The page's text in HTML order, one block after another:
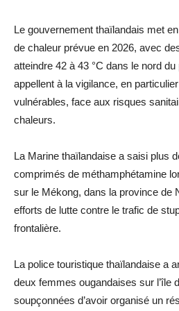
Le gouvernement thaïlandais met
de chaleur prévue en 2026, avec
atteindre 42 à 43 °C dans le nord
appellent à la vigilance, en
vulnérables, face aux risques
chaleurs.
La Marine thaïlandaise a saisi plus
comprimés de méthamphétamine
sur le Mékong, dans la province de
efforts de lutte contre le trafic de
frontalière.
La police touristique thaïlandaise a
deux femmes ougandaises sur l’île
soupçonnées d’avoir organisé un